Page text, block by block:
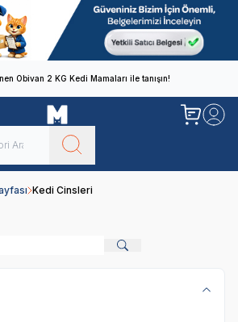
Obivan 2 KG Kedi Mamaları ile tanışın!
Kedi Cinsleri